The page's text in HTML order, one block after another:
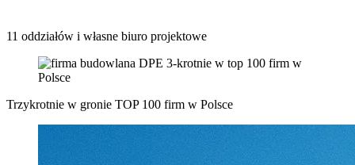
11 oddziałów i własne biuro projektowe
Trzykrotnie w gronie TOP 100 firm w Polsce